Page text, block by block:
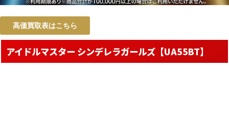
高価買取表はこちら
アイドルマスター シンデレラガールズ【UA55BT】